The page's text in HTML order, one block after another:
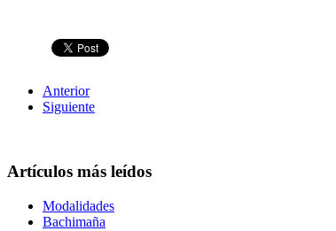
Anterior
Siguiente
Artículos más leídos
Modalidades
Bachimaña